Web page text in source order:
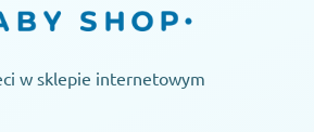
w sklepie internetowym